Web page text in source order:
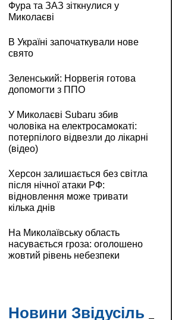
Фура та ЗАЗ зіткнулися у
Миколаєві
В Україні започаткували нове
свято
Зеленський: Норвегія готова
допомогти з ППО
У Миколаєві Subaru збив
чоловіка на електросамокаті:
потерпілого відвезли до лікарні
(відео)
Херсон залишається без світла
після нічної атаки РФ:
відновлення може тривати
кілька днів
На Миколаївську область
насувається гроза: оголошено
жовтий рівень небезпеки
Новини Звідусіль